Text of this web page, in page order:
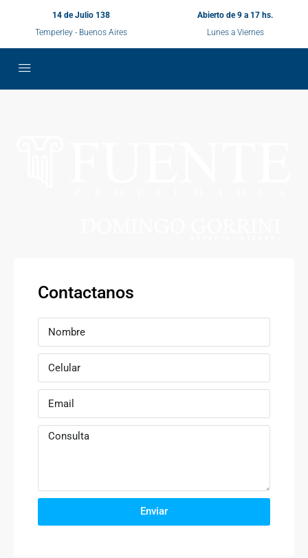
14 de Julio 138
Temperley - Buenos Aires
Abierto de 9 a 17 hs.
Lunes a Viernes
Contactanos
Enviar